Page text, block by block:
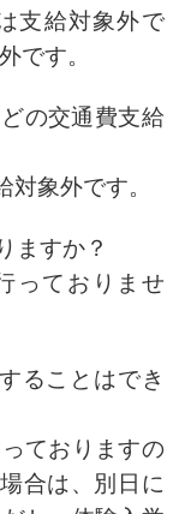
支給対象外で
です。
の交通費支給
象外です。
ますか？
っておりませ
ることはでき
ておりますの
合は、別日に